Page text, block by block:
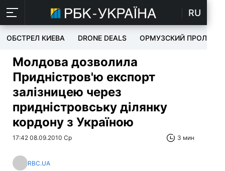
RU
ОБСТРЕЛ КИЕВА DRONE DEALS ОРМУЗСКИЙ ПРОЛИВ
Молдова дозволила
Придністров'ю експорт
залізницею через
придністровську ділянку
кордону з Україною
17:42 08.09.2010 Ср 3 мин
RBC.UA